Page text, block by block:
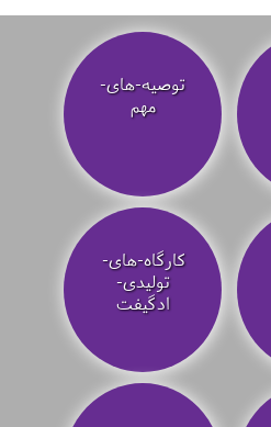
توصیه‌-های-
مهم
کارگاه-های-
تولیدی-
ادگیفت